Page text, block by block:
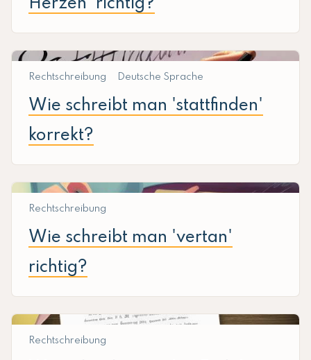
Herzen' richtig?
Rechtschreibung Deutsche Sprache
Wie schreibt man 'stattfinden'
korrekt?
Rechtschreibung
Wie schreibt man 'vertan'
richtig?
Rechtschreibung